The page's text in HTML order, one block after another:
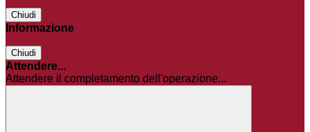
Chiudi
Informazione
Chiudi
Attendere...
Attendere il completamento dell'operazione...